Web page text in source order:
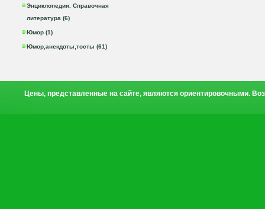
Энциклопедии. Справочная
литература (6)
Юмор (1)
Юмор,анекдоты,тосты (61)
Цены, представленные на сайте, являются ориентировочными.